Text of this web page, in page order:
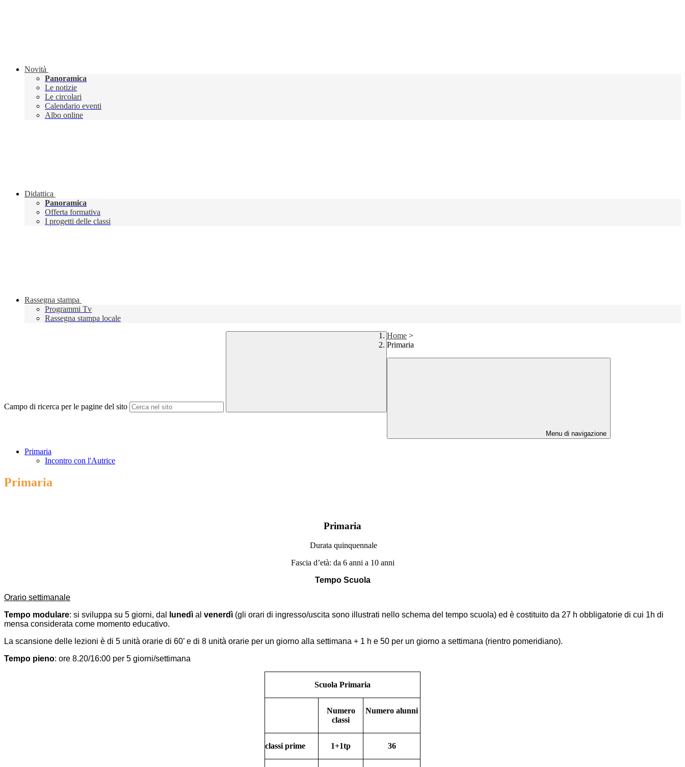
Novità
Panoramica
Le notizie
Le circolari
Calendario eventi
Albo online
Didattica
Panoramica
Offerta formativa
I progetti delle classi
Rassegna stampa
Programmi Tv
Rassegna stampa locale
Campo di ricerca per le pagine del sito
Home >
Primaria
Menu di navigazione
Primaria
Incontro con l'Autrice
Primaria
Primaria
Durata quinquennale
Fascia d’età: da 6 anni a 10 anni
Tempo Scuola
Orario settimanale
Tempo modulare: si sviluppa su 5 giorni, dal lunedì al venerdì (gli orari di ingresso/uscita sono illustrati nello schema del tempo scuola) ed è costituito da 27 h obbligatorie di cui 1h di
mensa considerata come momento educativo.
La scansione delle lezioni è di 5 unità orarie di 60’ e di 8 unità orarie per un giorno alla settimana + 1 h e 50 per un giorno a settimana (rientro pomeridiano).
Tempo pieno: ore 8.20/16:00 per 5 giorni/settimana
Scuola Primaria
Numero
classi
Numero alunni
classi prime 1+1tp 36